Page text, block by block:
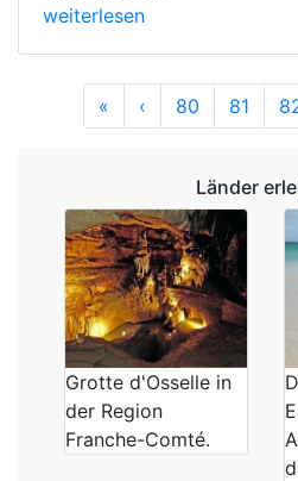
weiterlesen
« Anfang
‹ Vorherige
80 81
Länder
Grotte d'Osselle in
der Region
Franche-Comté.